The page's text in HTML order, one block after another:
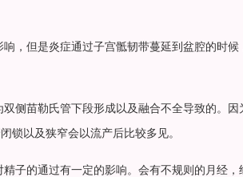
，但是炎症通过子宫骶韧带蔓延到盆腔的时候
侧苗勒氏管下段形成以及融合不全导致的。因
锁以及狭窄会以流产后比较多见。
子的通过有一定的影响。会有不规则的月经，